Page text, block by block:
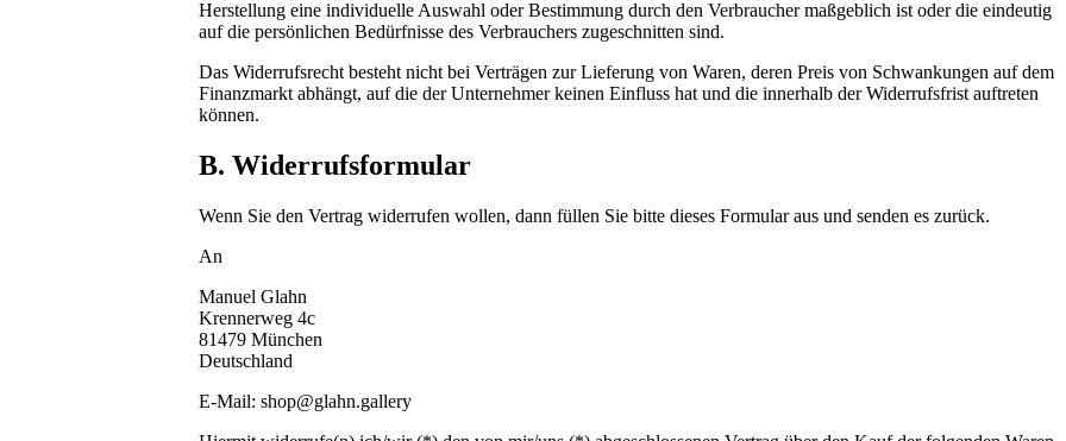
Herstellung eine individuelle Auswahl oder Bestimmung durch den Verbraucher maßgeblich ist oder die eindeutig
auf die persönlichen Bedürfnisse des Verbrauchers zugeschnitten sind.
Das Widerrufsrecht besteht nicht bei Verträgen zur Lieferung von Waren, deren Preis von Schwankungen auf dem
Finanzmarkt abhängt, auf die der Unternehmer keinen Einfluss hat und die innerhalb der Widerrufsfrist auftreten
können.
B. Widerrufsformular
Wenn Sie den Vertrag widerrufen wollen, dann füllen Sie bitte dieses Formular aus und senden es zurück.
An
Manuel Glahn
Krennerweg 4c
81479 München
Deutschland
E-Mail: shop@glahn.gallery